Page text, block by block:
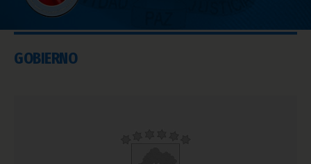
GOBIERNO